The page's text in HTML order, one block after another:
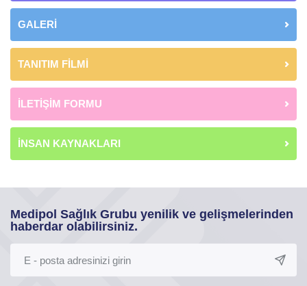
GALERİ
TANITIM FİLMİ
İLETİŞİM FORMU
İNSAN KAYNAKLARI
Medipol Sağlık Grubu yenilik ve gelişmelerinden
haberdar olabilirsiniz.